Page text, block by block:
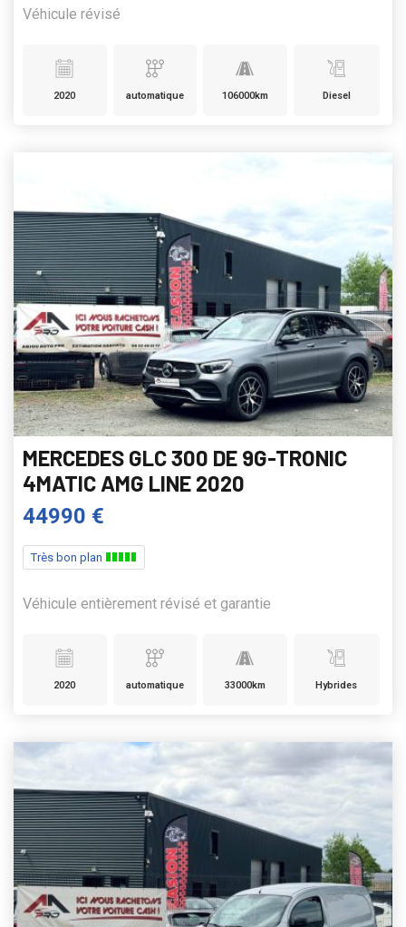
Véhicule révisé
2020 automatique 106000km Diesel
MERCEDES GLC 300 DE 9G-TRONIC
4MATIC AMG LINE 2020
44990 €
Très bon plan
Véhicule entièrement révisé et garantie
2020 automatique 33000km Hybrides